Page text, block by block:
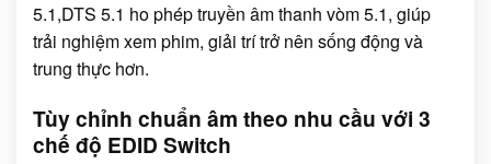
5.1,DTS 5.1 ho phép truyền âm thanh vòm 5.1, giúp
trải nghiệm xem phim, giải trí trở nên sống động và
trung thực hơn.
Tùy chỉnh chuẩn âm theo nhu cầu với 3
chế độ EDID Switch